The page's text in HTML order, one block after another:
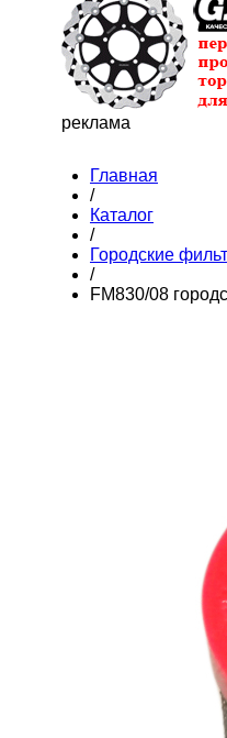
реклама
Главная
/
Каталог
/
Городские
/
FM830/08